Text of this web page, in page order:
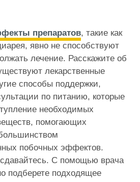
препаратов, такие как
явно не способствуют
лечение. Расскажите об
лекарственные
способы поддержки,
по питанию, которые
необходимых
помогающих
побочных эффектов.
С помощью врача
подберете подходящее